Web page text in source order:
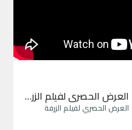
العرض الحصري لفيلم الزرفة
العرض الحصري لفيلم الزرفة